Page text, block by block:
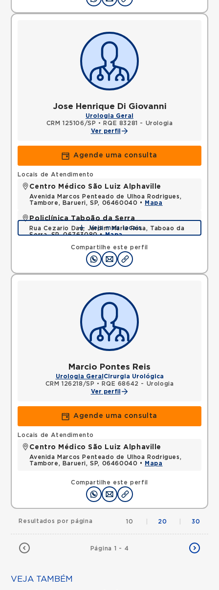
Jose Henrique Di Giovanni
Urologia Geral
CRM 125106/SP •
RQE 83281 - Urologia
Ver perfil
Agende uma consulta
Compartilhe este perfil
Locais de Atendimento
Centro Médico São Luiz Alphaville
Avenida Marcos Penteado de Ulhoa Rodrigues,
Tambore, Barueri, SP, 06460040 •
Mapa
Policlínica Taboão da Serra
Rua Cezario Dau, Jardim Maria Rosa, Taboao da
Serra, SP, 06763080 •Mapa
Veja mais locais
Marcio Pontes Reis
Urologia Geral Cirurgia Urológica
CRM 126218/SP •
RQE 68642 - Urologia
Ver perfil
Agende uma consulta
Compartilhe este perfil
Locais de Atendimento
Centro Médico São Luiz Alphaville
Avenida Marcos Penteado de Ulhoa Rodrigues,
Tambore, Barueri, SP, 06460040 •
Mapa
Página 1 - 4
Resultados por página 10 20 30
VEJA TAMBÉM